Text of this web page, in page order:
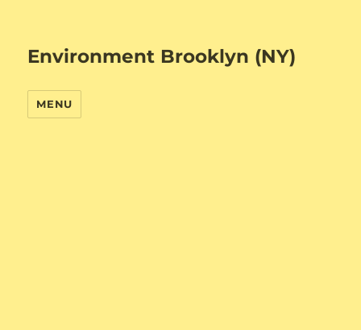
Environment Brooklyn (NY)
MENU